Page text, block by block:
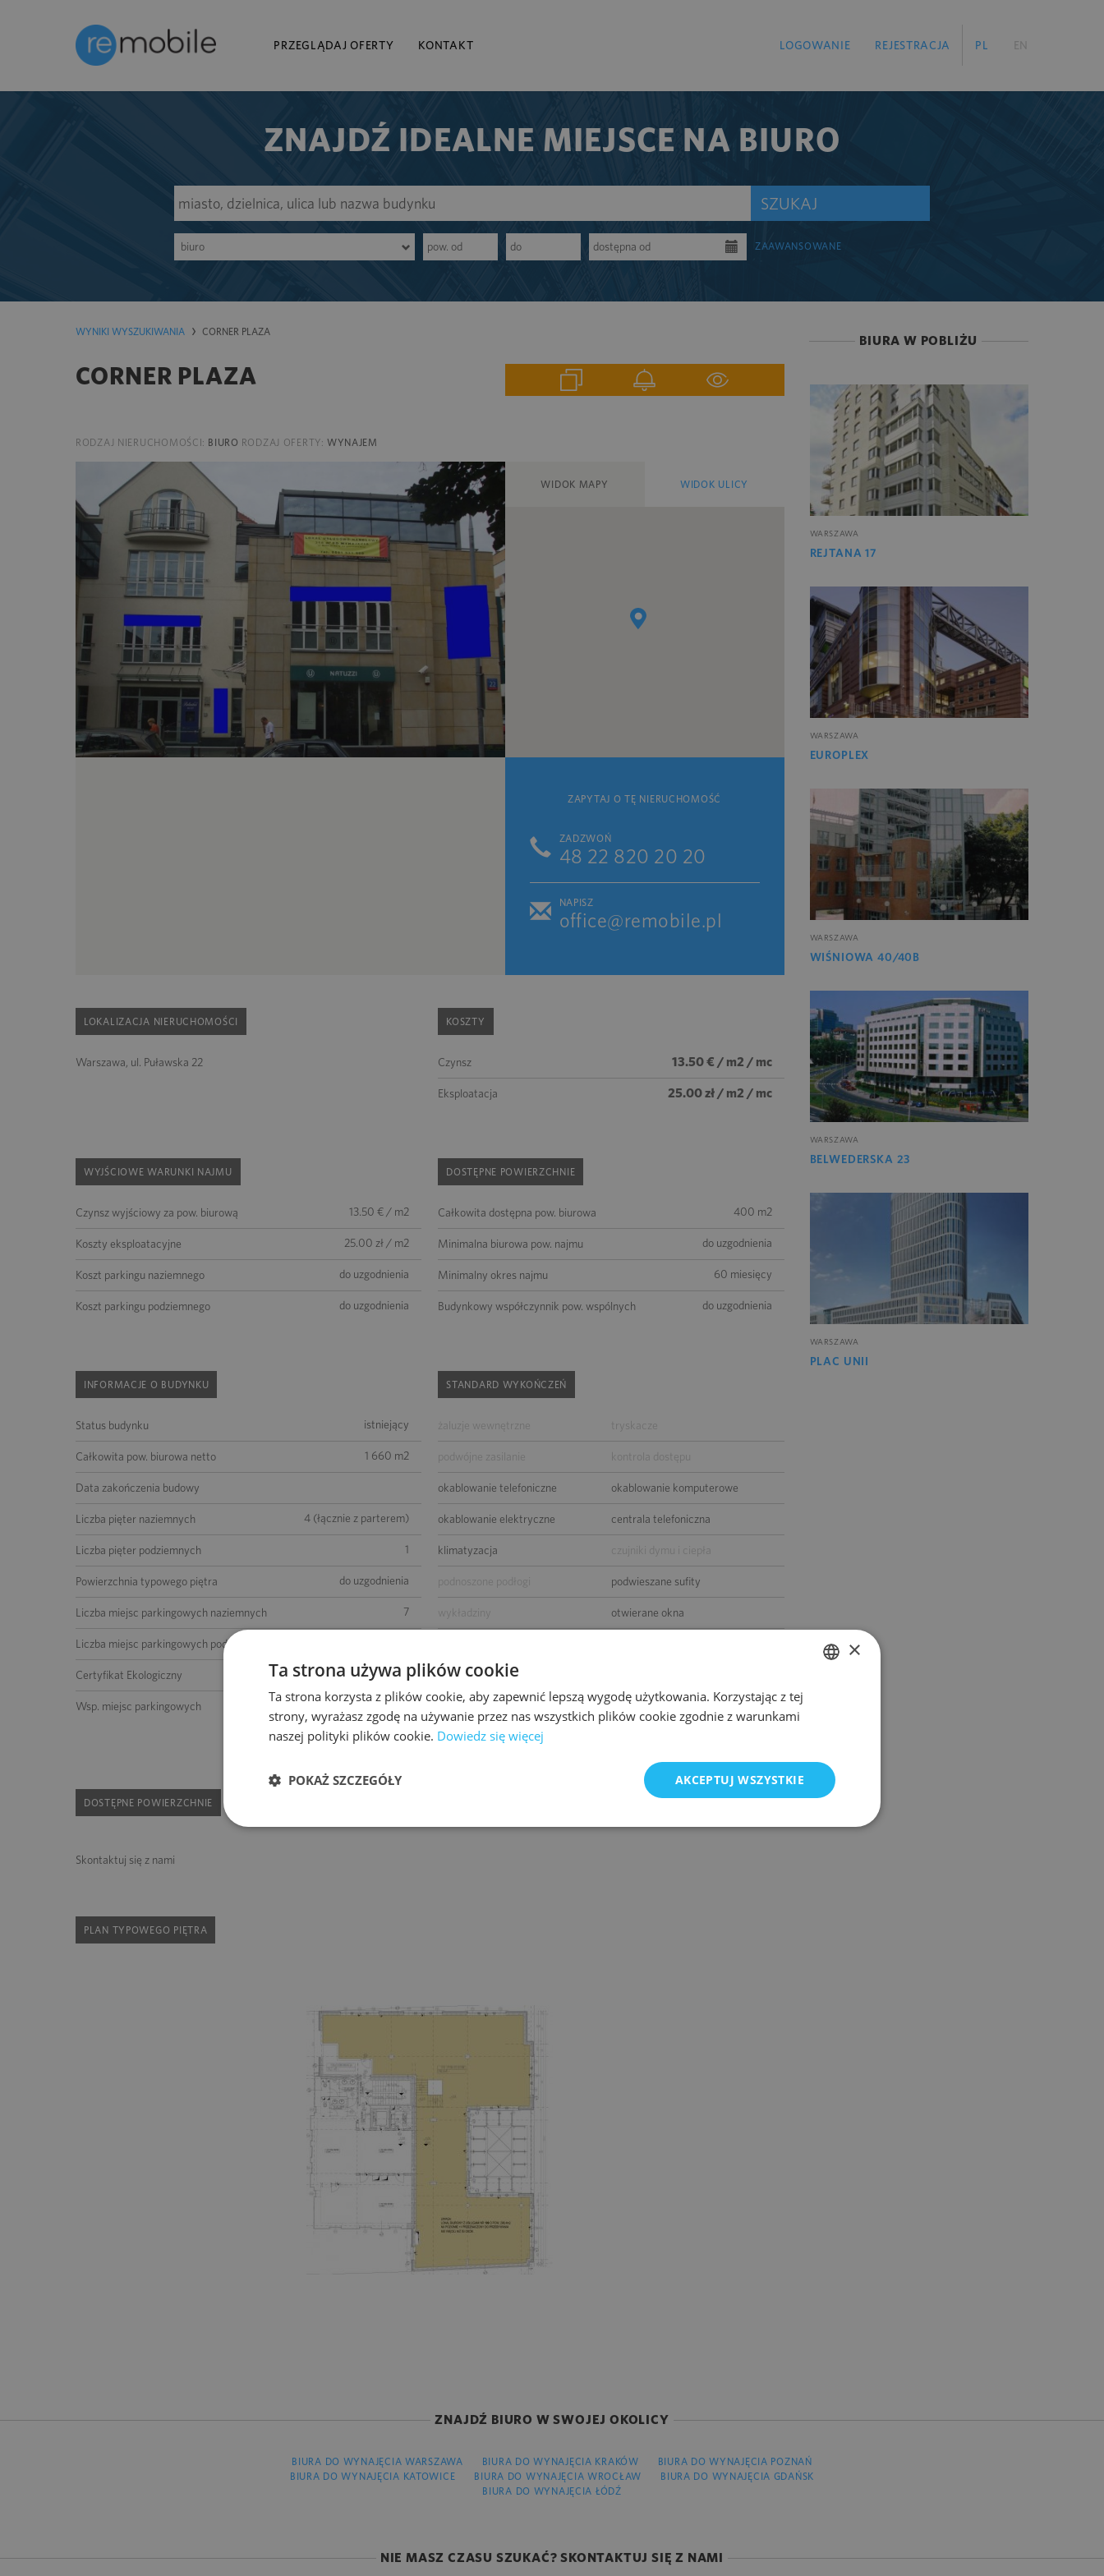
PRZEGLĄDAJ OFERTY KONTAKT PL EN
LOGOWANIE REJESTRACJA
ZNAJDŹ IDEALNE MIEJSCE NA BIURO
biuro
SZUKAJ
ZAAWANSOWANE
WYNIKI WYSZUKIWANIA CORNER PLAZA
CORNER PLAZA
RODZAJ NIERUCHOMOŚCI: BIURO RODZAJ OFERTY: WYNAJEM
WIDOK MAPY WIDOK ULICY
ZAPYTAJ O TĘ NIERUCHOMOŚĆ
ZADZWOŃ
48 22 820 20 20
NAPISZ
office@remobile.pl
LOKALIZACJA NIERUCHOMOŚCI
Warszawa, ul. Puławska 22
KOSZTY
Czynsz 13.50 € / m2 / mc
Eksploatacja 25.00 zł / m2 / mc
WYJŚCIOWE WARUNKI NAJMU
Czynsz wyjściowy za pow. biurową 13.50 € / m2
Koszty eksploatacyjne 25.00 zł / m2
Koszt parkingu naziemnego do uzgodnienia
Koszt parkingu podziemnego do uzgodnienia
DOSTĘPNE POWIERZCHNIE
Całkowita dostępna pow. biurowa 400 m2
Minimalna biurowa pow. najmu do uzgodnienia
Minimalny okres najmu 60 miesięcy
Budynkowy współczynnik pow. wspólnych do uzgodnienia
INFORMACJE O BUDYNKU
Status budynku istniejący
Całkowita pow. biurowa netto 1 660 m2
Data zakończenia budowy
Liczba pięter naziemnych 4 (łącznie z parterem)
Liczba pięter podziemnych 1
Powierzchnia typowego piętra do uzgodnienia
Liczba miejsc parkingowych naziemnych 7
Liczba miejsc parkingowych podziemnych
Certyfikat Ekologiczny -
Wsp. miejsc parkingowych do uzgodnienia
STANDARD WYKOŃCZEŃ
żaluzje wewnętrzne tryskacze
podwójne zasilanie kontrola dostępu
okablowanie telefoniczne okablowanie komputerowe
okablowanie elektryczne centrala telefoniczna
klimatyzacja czujniki dymu i ciepła
podnoszone podłogi podwieszane sufity
wykładziny otwierane okna
BMS
DOSTĘPNE POWIERZCHNIE
Skontaktuj się z nami
PLAN TYPOWEGO PIĘTRA
BIURA W POBLIŻU
WARSZAWA
REJTANA 17
WARSZAWA
EUROPLEX
WARSZAWA
WIŚNIOWA 40/40B
WARSZAWA
BELWEDERSKA 23
WARSZAWA
PLAC UNII
ZNAJDŹ BIURO W SWOJEJ OKOLICY
BIURA DO WYNAJĘCIA WARSZAWA BIURA DO WYNAJĘCIA KRAKÓW
BIURA DO WYNAJĘCIA POZNAŃ
BIURA DO WYNAJĘCIA KATOWICE
BIURA DO WYNAJĘCIA WROCŁAW
BIURA DO WYNAJĘCIA GDAŃSK
BIURA DO WYNAJĘCIA ŁÓDŹ
NIE MASZ CZASU SZUKAĆ? SKONTAKTUJ SIĘ Z NAMI
×
Ta strona używa plików cookie
Ta strona korzysta z plików cookie, aby zapewnić lepszą wygodę użytkowania. Korzystając z tej
strony, wyrażasz zgodę na używanie przez nas wszystkich plików cookie zgodnie z warunkami
naszej polityki plików cookie. Dowiedz się więcej
AKCEPTUJ WSZYSTKIE
POKAŻ SZCZEGÓŁY